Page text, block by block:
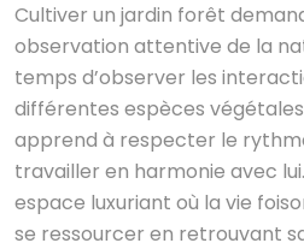
Cultiver un jardin forêt
observation attentive de la
temps d’observer les
différentes espèces
apprend à respecter le
travailler en harmonie avec
espace luxuriant où la vie
se ressourcer en retrouvant